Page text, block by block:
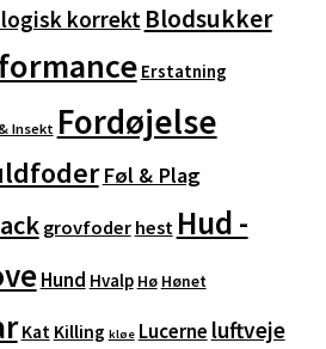
korrekt Blodsukker
Erstatning
Insekt Fordøjelse
Føl & Plag
grovfoder hest Hud -
Hund Hvalp Hø Hønet
Kat Killing kløe Lucerne luftveje